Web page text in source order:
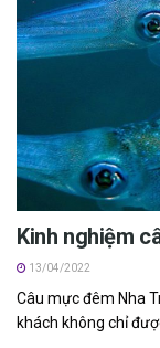
Kinh nghiệm
13/04/2022
Câu mực đêm Nha
khách không chỉ